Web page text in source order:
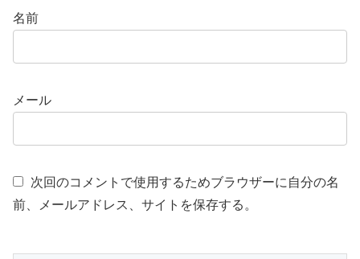
名前
メール
次回のコメントで使用するためブラウザーに自分の名
前、メールアドレス、サイトを保存する。